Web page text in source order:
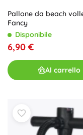
Pallone da beach
Fancy
Disponibile
6,90 €
Al carrello